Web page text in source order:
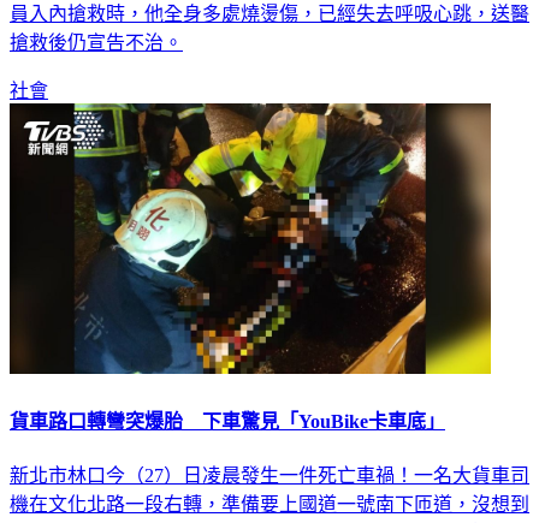
員入內搶救時，他全身多處燒燙傷，已經失去呼吸心跳，送醫
搶救後仍宣告不治。
社會
貨車路口轉彎突爆胎 下車驚見「YouBike卡車底」
新北市林口今（27）日凌晨發生一件死亡車禍！一名大貨車司
機在文化北路一段右轉，準備要上國道一號南下匝道，沒想到